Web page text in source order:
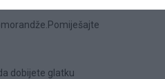
dobijete glatku